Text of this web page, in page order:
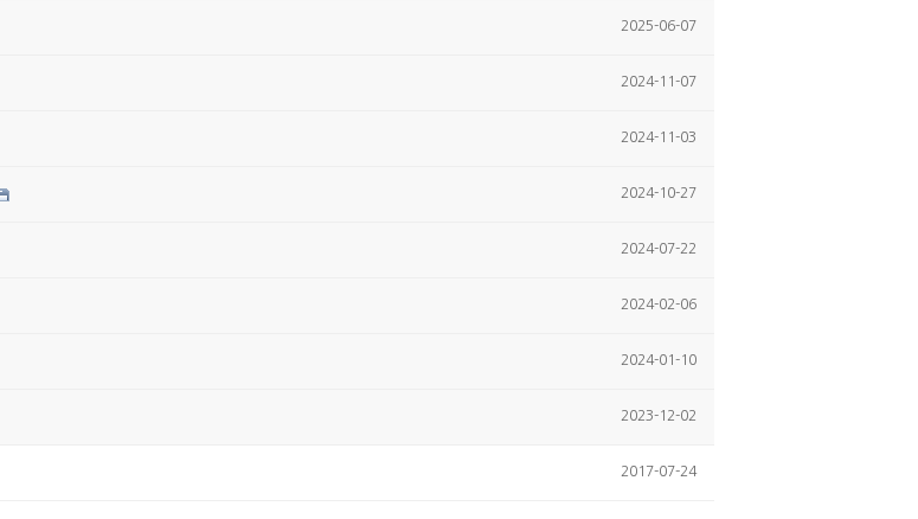
2025-06-07
2024-11-07
2024-11-03
2024-10-27
2024-07-22
2024-02-06
2024-01-10
2023-12-02
2017-07-24